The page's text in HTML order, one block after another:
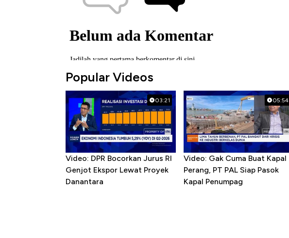
Popular Videos
03:21
Video: DPR Bocorkan Jurus RI
Genjot Ekspor Lewat Proyek
Danantara
05:54
Video: Gak Cuma Buat Kapal
Perang, PT PAL Siap Pasok
Kapal Penumpag